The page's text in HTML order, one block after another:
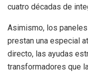
cuatro décadas de
Asimismo, los
prestan una especial
directo, las ayudas
transformadores que